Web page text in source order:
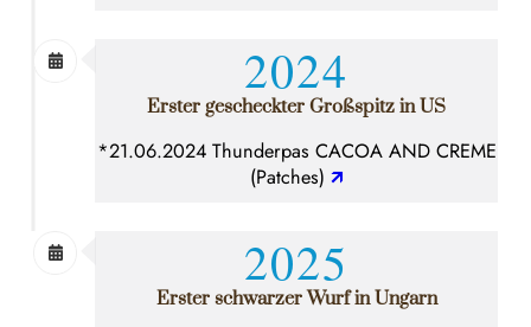
2024
Erster gescheckter Großspitz in US
*21.06.2024 Thunderpas CACOA AND CREME
(Patches) 🡭
2025
Erster schwarzer Wurf in Ungarn